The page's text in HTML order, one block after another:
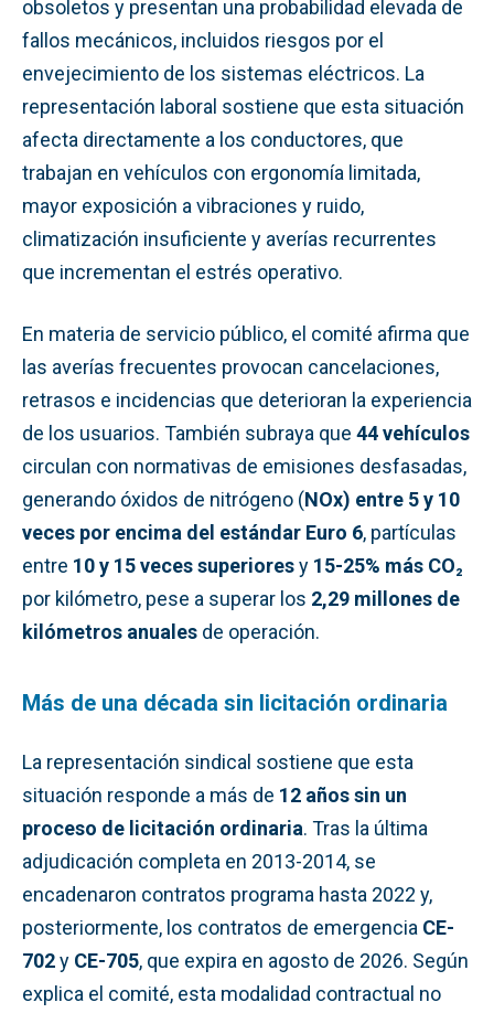
obsoletos y presentan una probabilidad elevada de
fallos mecánicos, incluidos riesgos por el
envejecimiento de los sistemas eléctricos. La
representación laboral sostiene que esta situación
afecta directamente a los conductores, que
trabajan en vehículos con ergonomía limitada,
mayor exposición a vibraciones y ruido,
climatización insuficiente y averías recurrentes
que incrementan el estrés operativo.
En materia de servicio público, el comité afirma que
las averías frecuentes provocan cancelaciones,
retrasos e incidencias que deterioran la experiencia
de los usuarios. También subraya que 44 vehículos
circulan con normativas de emisiones desfasadas,
generando óxidos de nitrógeno (NOx) entre 5 y 10
veces por encima del estándar Euro 6, partículas
entre 10 y 15 veces superioresy 15-25% más CO₂
por kilómetro, pese a superar los 2,29 millones de
kilómetros anuales de operación.
Más de una década sin licitación ordinaria
La representación sindical sostiene que esta
situación responde a más de 12 años sin un
proceso de licitación ordinaria. Tras la última
adjudicación completa en 2013-2014, se
encadenaron contratos programa hasta 2022 y,
posteriormente, los contratos de emergencia CE-
702y CE-705, que expira en agosto de 2026. Según
explica el comité, esta modalidad contractual no